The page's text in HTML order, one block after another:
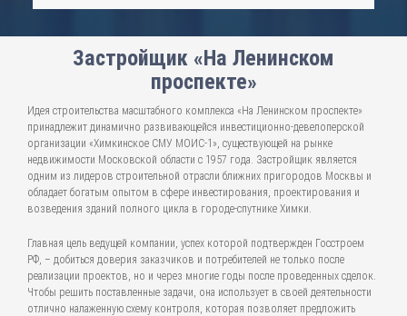
Застройщик «На Ленинском
проспекте»
Идея строительства масштабного комплекса «На Ленинском проспекте»
принадлежит динамично развивающейся инвестиционно-девелоперской
организации «Химкинское СМУ МОИС-1», существующей на рынке
недвижимости Московской области с 1957 года. Застройщик является
одним из лидеров строительной отрасли ближних пригородов Москвы и
обладает богатым опытом в сфере инвестирования, проектирования и
возведения зданий полного цикла в городе-спутнике Химки.
Главная цель ведущей компании, успех которой подтвержден Госстроем
РФ, – добиться доверия заказчиков и потребителей не только после
реализации проектов, но и через многие годы после проведенных сделок.
Чтобы решить поставленные задачи, она использует в своей деятельности
отлично налаженную схему контроля, которая позволяет предложить